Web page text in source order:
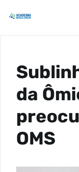
da
OMS